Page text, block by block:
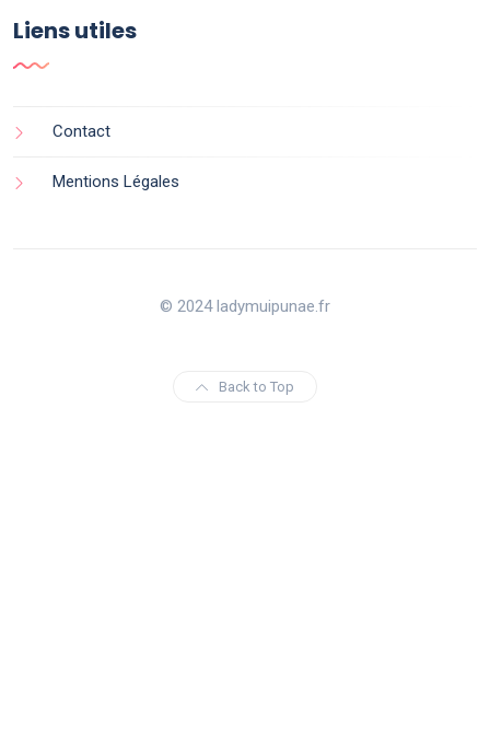
Liens utiles
Contact
Mentions Légales
© 2024 ladymuipunae.fr
Back to Top